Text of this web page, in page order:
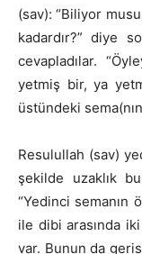
(sav): “Biliyor
kadardır?” diye
cevapladılar.
yetmiş bir, ya
üstündeki
Resulullah (sav)
şekilde uzaklık
“Yedinci semanın
ile dibi arasında
var. Bunun da